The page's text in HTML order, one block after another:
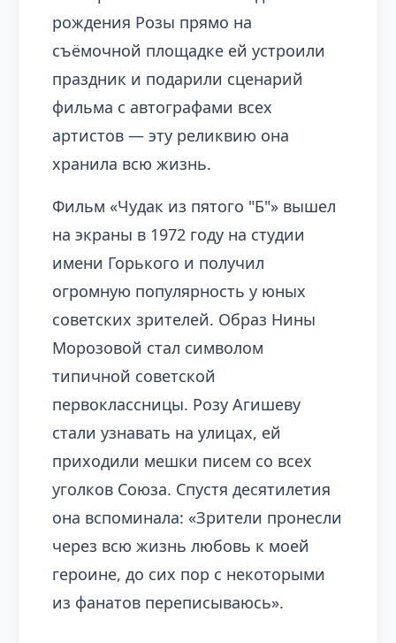
рождения Розы прямо на
съёмочной площадке ей устроили
праздник и подарили сценарий
фильма с автографами всех
артистов — эту реликвию она
хранила всю жизнь.
Фильм «Чудак из пятого "Б"» вышел
на экраны в 1972 году на студии
имени Горького и получил
огромную популярность у юных
советских зрителей. Образ Нины
Морозовой стал символом
типичной советской
первоклассницы. Розу Агишеву
стали узнавать на улицах, ей
приходили мешки писем со всех
уголков Союза. Спустя десятилетия
она вспоминала: «Зрители пронесли
через всю жизнь любовь к моей
героине, до сих пор с некоторыми
из фанатов переписываюсь».